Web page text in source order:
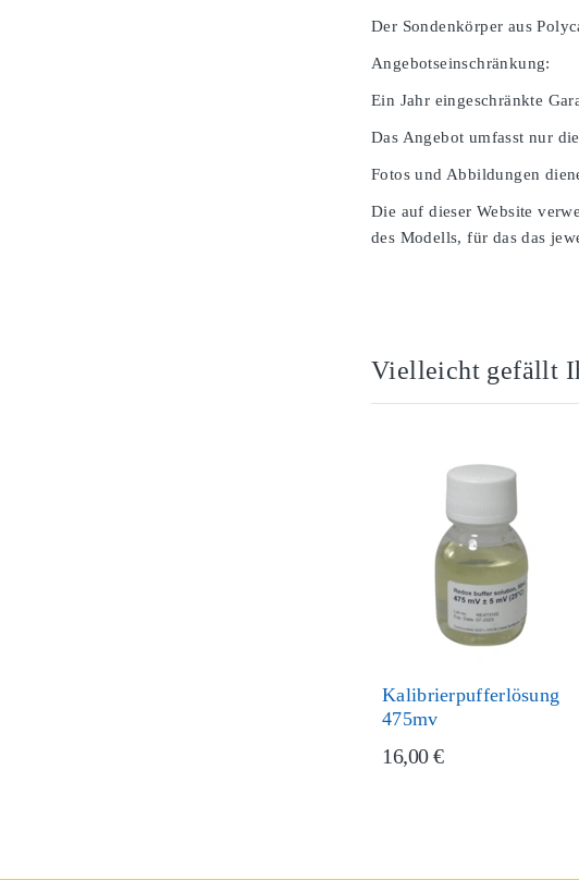
Der Sondenkörper aus
Angebotseinschränkung:
Ein Jahr eingeschränkte
Das Angebot umfasst nur
Fotos und Abbildungen
Die auf dieser Website
des Modells, für das das
Vielleicht gefällt
Kalibrierpufferlösung
475mv
16,00 €